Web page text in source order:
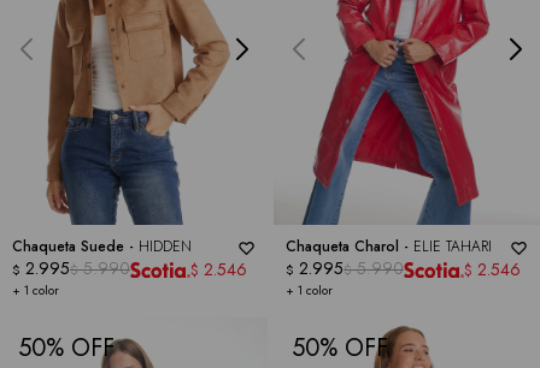
Chaqueta Suede - HIDDEN
+ 1 color
$ 2.995$ 5.990 $ 2.546
Chaqueta Charol - ELIE TAHARI
+ 1 color
$ 2.995$ 5.990 $ 2.546
50 50